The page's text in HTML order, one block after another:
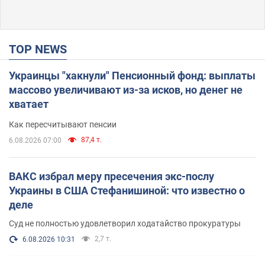
TOP NEWS
Украинцы "хакнули" Пенсионный фонд: выплаты
массово увеличивают из-за исков, но денег не
хватает
Как пересчитывают пенсии
6.08.2026 07:00 87,4 т.
ВАКС избрал меру пресечения экс-послу
Украины в США Стефанишиной: что известно о
деле
Суд не полностью удовлетворил ходатайство прокуратуры
6.08.2026 10:31 2,7 т.